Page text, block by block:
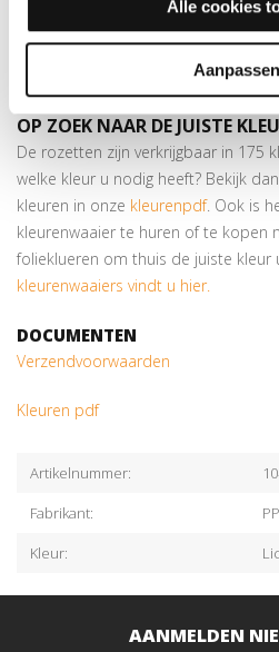
Alle cookies
Aanpassen
Verkrijgbaar in meer dan175
prijs is per 10 stuks!
OP ZOEK NAAR DE JUISTE
De rozetten zijn verkrijgbaar in 175
welke kleur u nodig heeft? Bekijk
kleuren in onze kleurenpdf. Ook is
kleurenwaaier te huren of te kopen
folieklueren om thuis de juiste kleur
kleurenwaaiers vindt u hier.
DOCUMENTEN
Verzendvoorwaarden
Kleuren pdf
Artikelnummer:
Fabrikant:
Kleur:
AANMELDEN